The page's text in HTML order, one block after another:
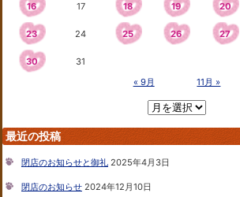
16 17 18 19 20
23 24 25 26 27
30
31
« 9月
11月 »
最近の投稿
閉店のお知らせと御礼 2025年4月3日
閉店のお知らせ 2024年12月10日